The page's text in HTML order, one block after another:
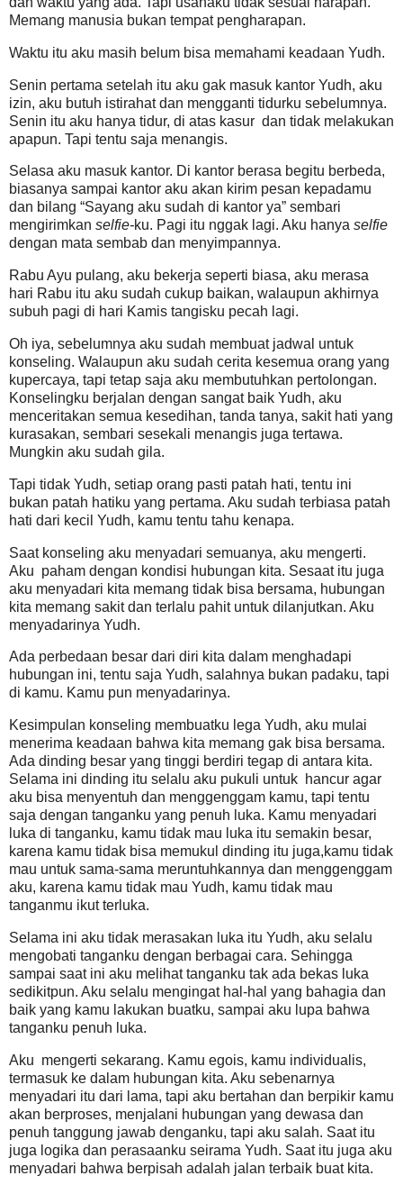
Memang manusia bukan tempat pengharapan.
Waktu itu aku masih belum bisa memahami keadaan Yudh.
Senin pertama setelah itu aku gak masuk kantor Yudh, aku
izin, aku butuh istirahat dan mengganti tidurku sebelumnya.
Senin itu aku hanya tidur, di atas kasur dan tidak melakukan
apapun. Tapi tentu saja menangis.
Selasa aku masuk kantor. Di kantor berasa begitu berbeda,
biasanya sampai kantor aku akan kirim pesan kepadamu
dan bilang “Sayang aku sudah di kantor ya” sembari
mengirimkan selfie-ku. Pagi itu nggak lagi. Aku hanya selfie
dengan mata sembab dan menyimpannya.
Rabu Ayu pulang, aku bekerja seperti biasa, aku merasa
hari Rabu itu aku sudah cukup baikan, walaupun akhirnya
subuh pagi di hari Kamis tangisku pecah lagi.
Oh iya, sebelumnya aku sudah membuat jadwal untuk
konseling. Walaupun aku sudah cerita kesemua orang yang
kupercaya, tapi tetap saja aku membutuhkan pertolongan.
Konselingku berjalan dengan sangat baik Yudh, aku
menceritakan semua kesedihan, tanda tanya, sakit hati yang
kurasakan, sembari sesekali menangis juga tertawa.
Mungkin aku sudah gila.
Tapi tidak Yudh, setiap orang pasti patah hati, tentu ini
bukan patah hatiku yang pertama. Aku sudah terbiasa patah
hati dari kecil Yudh, kamu tentu tahu kenapa.
Saat konseling aku menyadari semuanya, aku mengerti.
Aku paham dengan kondisi hubungan kita. Sesaat itu juga
aku menyadari kita memang tidak bisa bersama, hubungan
kita memang sakit dan terlalu pahit untuk dilanjutkan. Aku
menyadarinya Yudh.
Ada perbedaan besar dari diri kita dalam menghadapi
hubungan ini, tentu saja Yudh, salahnya bukan padaku, tapi
di kamu. Kamu pun menyadarinya.
Kesimpulan konseling membuatku lega Yudh, aku mulai
menerima keadaan bahwa kita memang gak bisa bersama.
Ada dinding besar yang tinggi berdiri tegap di antara kita.
Selama ini dinding itu selalu aku pukuli untuk hancur agar
aku bisa menyentuh dan menggenggam kamu, tapi tentu
saja dengan tanganku yang penuh luka. Kamu menyadari
luka di tanganku, kamu tidak mau luka itu semakin besar,
karena kamu tidak bisa memukul dinding itu juga,kamu tidak
mau untuk sama-sama meruntuhkannya dan menggenggam
aku, karena kamu tidak mau Yudh, kamu tidak mau
tanganmu ikut terluka.
Selama ini aku tidak merasakan luka itu Yudh, aku selalu
mengobati tanganku dengan berbagai cara. Sehingga
sampai saat ini aku melihat tanganku tak ada bekas luka
sedikitpun. Aku selalu mengingat hal-hal yang bahagia dan
baik yang kamu lakukan buatku, sampai aku lupa bahwa
tanganku penuh luka.
Aku mengerti sekarang. Kamu egois, kamu individualis,
termasuk ke dalam hubungan kita. Aku sebenarnya
menyadari itu dari lama, tapi aku bertahan dan berpikir kamu
akan berproses, menjalani hubungan yang dewasa dan
penuh tanggung jawab denganku, tapi aku salah. Saat itu
juga logika dan perasaanku seirama Yudh. Saat itu juga aku
menyadari bahwa berpisah adalah jalan terbaik buat kita.